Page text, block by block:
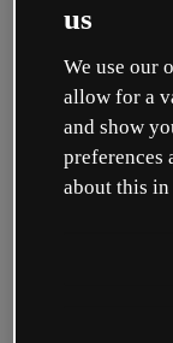
Erstelle
Was
us
We use our
allow for a
and show
preferences
about this in